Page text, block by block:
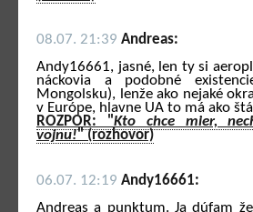
08.07. 21:39 Andreas:
Andy16661, jasné, len ty si
náckovia a podobné
Mongolsku), lenže ako nejaké
v Európe, hlavne UA to má ako
ROZPOR: "Kto chce mier,
vojnu!" (rozhovor)
06.07. 12:19 Andy16661:
Andreas a punktum. Ja dúfam